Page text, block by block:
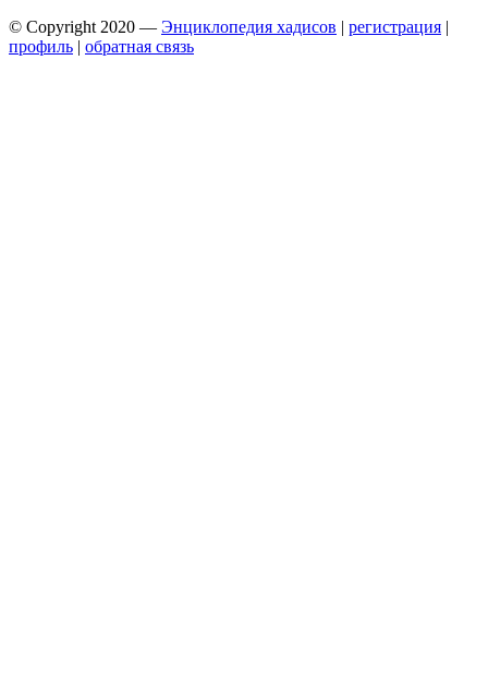
© Copyright 2020 — Энциклопедия хадисов | регистрация |
профиль | обратная связь